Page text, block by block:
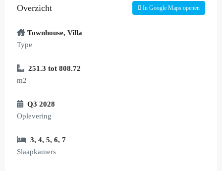
Overzicht In Google Maps openen
Townhouse, Villa
Type
251.3 tot 808.72
m2
Q3 2028
Oplevering
3, 4, 5, 6, 7
Slaapkamers